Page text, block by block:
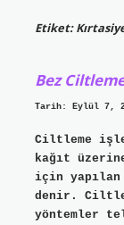
Etiket:
Bez
Tarih: Eylül 7,
Ciltleme
kağıt
için
denir.
yöntemler